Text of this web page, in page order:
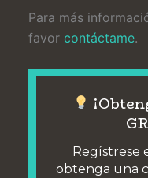
Para más
favor contáctame.
Regístrese
obtenga una